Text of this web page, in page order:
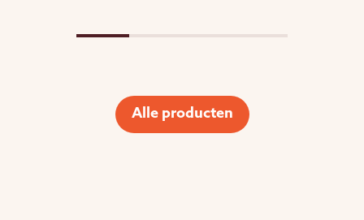
Alle producten